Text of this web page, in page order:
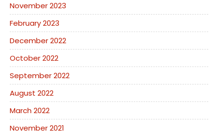
November 2023
February 2023
December 2022
October 2022
September 2022
August 2022
March 2022
November 2021